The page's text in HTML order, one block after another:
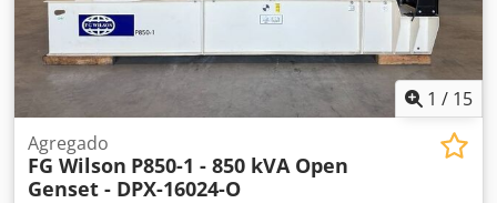
1 / 15
Agregado
FG Wilson P850-1 - 850 kVA Open
Genset - DPX-16024-O